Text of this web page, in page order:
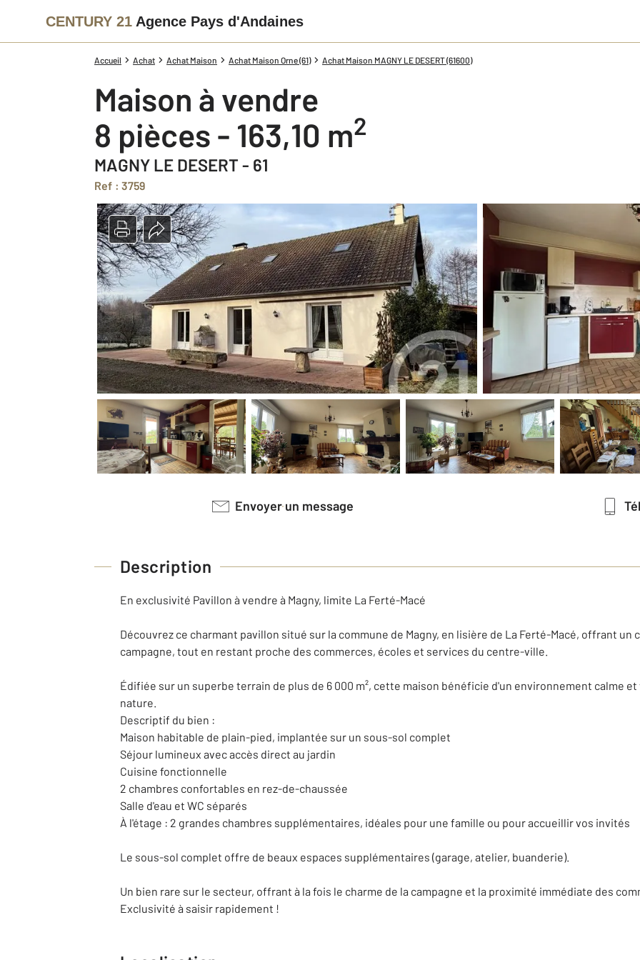
CENTURY 21 Agence Pays d'Andaines
Accueil Achat Achat Maison Achat Maison Orne (61) Achat Maison MAGNY LE DESERT (61600)
Maison à vendre
8 pièces - 163,10 m2
MAGNY LE DESERT - 61
Ref : 3759
Envoyer un message
Description
En exclusivité Pavillon à vendre à Magny, limite La Ferté-Macé
Découvrez ce charmant pavillon situé sur la commune de Magny, en lisière de La Ferté-Macé, offrant un
campagne, tout en restant proche des commerces, écoles et services du centre-ville.
Édifiée sur un superbe terrain de plus de 6 000 m², cette maison bénéficie d'un environnement calme
nature.
Descriptif du bien :
Maison habitable de plain-pied, implantée sur un sous-sol complet
Séjour lumineux avec accès direct au jardin
Cuisine fonctionnelle
2 chambres confortables en rez-de-chaussée
Salle d'eau et WC séparés
À l'étage : 2 grandes chambres supplémentaires, idéales pour une famille ou pour accueillir vos invités
Le sous-sol complet offre de beaux espaces supplémentaires (garage, atelier, buanderie).
Un bien rare sur le secteur, offrant à la fois le charme de la campagne et la proximité immédiate des
Exclusivité à saisir rapidement !